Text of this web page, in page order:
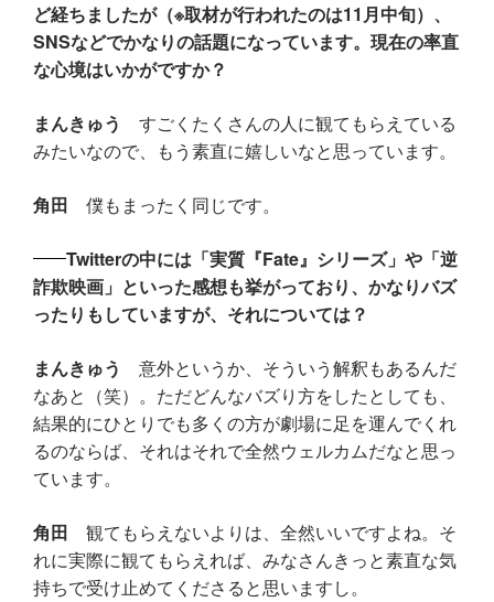
ど経ちましたが（※取材が行われたのは11月中旬）、
SNSなどでかなりの話題になっています。現在の率直
な心境はいかがですか？
まんきゅう
すごくたくさんの人に観てもらえている
みたいなので、もう素直に嬉しいなと思っています。
角田 僕もまったく同じです。
Twitterの中には「実質『Fate』シリーズ」や「逆
詐欺映画」といった感想も挙がっており、かなりバズ
ったりもしていますが、それについては？
まんきゅう
意外というか、そういう解釈もあるんだ
なあと（笑）。ただどんなバズり方をしたとしても、
結果的にひとりでも多くの方が劇場に足を運んでくれ
るのならば、それはそれで全然ウェルカムだなと思っ
ています。
角田 観てもらえないよりは、全然いいですよね。そ
れに実際に観てもらえれば、みなさんきっと素直な気
持ちで受け止めてくださると思いますし。